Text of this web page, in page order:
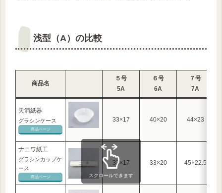
浅型（A）の比較
商品名
５号
5A
６号
6A
７号
7A
天満紙器
グラシンケース
商品ページ
33×17 40×20 44×23
ナニワ紙工
グラシンカップケ
ース
商品ページ
33×17 33×20 45×22.5
スクロールできます